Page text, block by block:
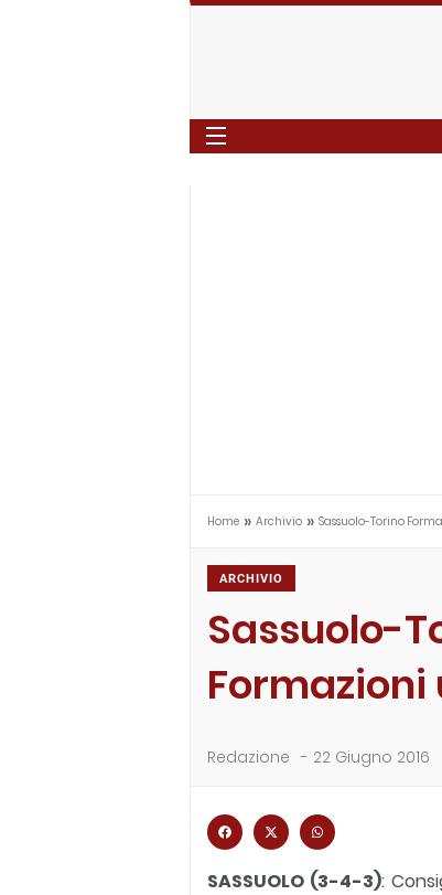
Home » Archivio » Sassuolo-Torino
ARCHIVIO
Sassuolo-
Redazione - 22 Giugno 2016
SASSUOLO (3-4-3):